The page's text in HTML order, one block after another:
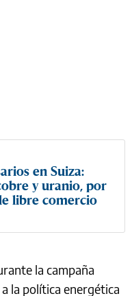
en Suiza:
y uranio, por
libre comercio
la campaña
la política energética